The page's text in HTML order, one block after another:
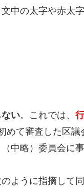
中の太字や赤太字
い。これでは、
て審査した区議
中略）委員会に
ように指摘して